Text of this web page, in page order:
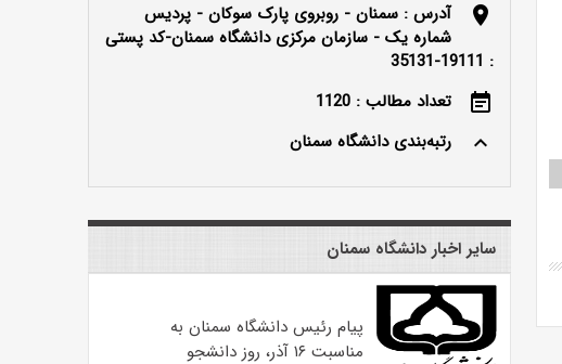
location_on
آدرس : سمنان - روبروی پارک سوکان - پردیس
شماره یک - سازمان مرکزی دانشگاه سمنان-کد پستی
: 19111-35131
event_note
تعداد مطالب : 1120
keyboard_arrow_up
رتبه‌بندی دانشگاه سمنان
سایر اخبار دانشگاه سمنان
پیام رئیس دانشگاه سمنان به
مناسبت ۱۶ آذر، روز دانشجو